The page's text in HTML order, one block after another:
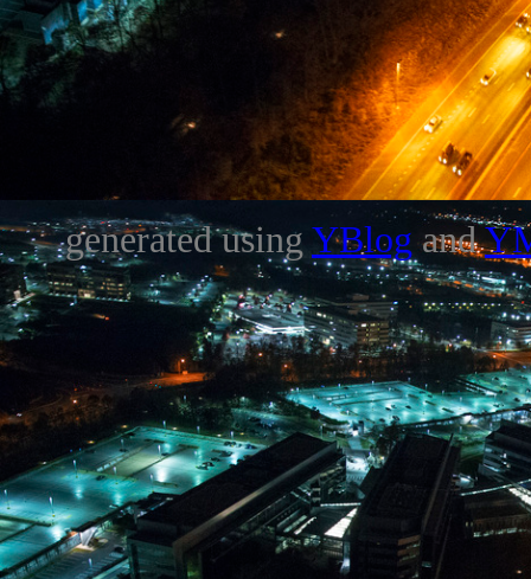
generated using YBlogand